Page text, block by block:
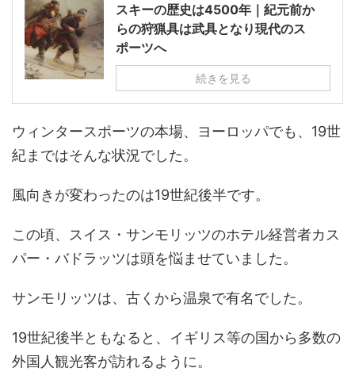
スキーの歴史は4500年｜紀元前か
らの狩猟具は武具となり現代のス
ポーツへ
続きを見る
ウィンタースポーツの本場、ヨーロッパでも、19世
紀まではそんな状況でした。
風向きが変わったのは19世紀後半です。
この頃、スイス・サンモリッツのホテル経営者カス
パー・バドラッツは頭を悩ませていました。
サンモリッツは、古くから温泉で有名でした。
19世紀後半ともなると、イギリス等の国から多数の
外国人観光客が訪れるように。